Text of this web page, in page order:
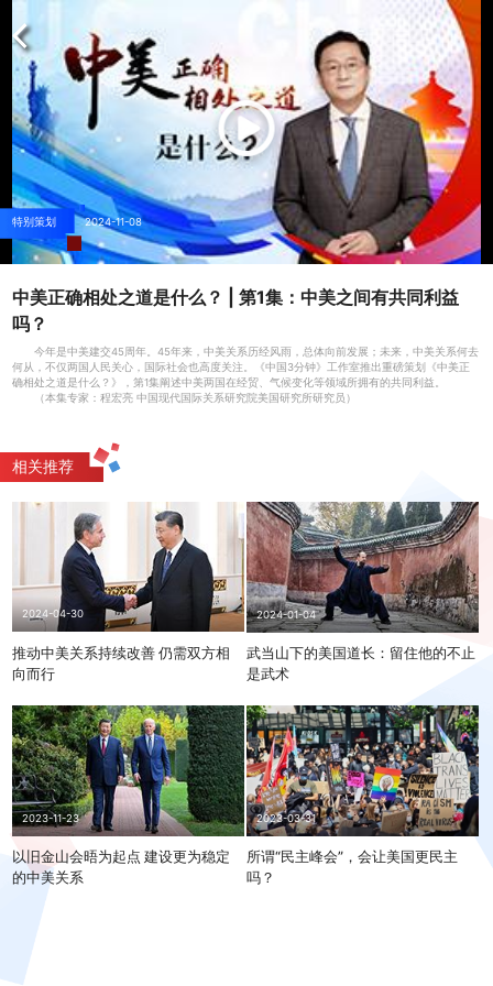
特别策划 2024-11-08
中美正确相处之道是什么？ | 第1集：中美之间有共同利益
吗？
今年是中美建交45周年。45年来，中美关系历经风雨，总体向前发展；未来，中美关系何去
何从，不仅两国人民关心，国际社会也高度关注。
《中国3分钟》工作室推出重磅策划《中美正
确相处之道是什么？》，第1集阐述中美两国在经贸、气候变化等领域所拥有的共同利益。
（本集专家：程宏亮 中国现代国际关系研究院美国研究所研究员）
相关推荐
2024-04-30
推动中美关系持续改善 仍需双方相
向而行
2024-01-04
武当山下的美国道长：留住他的不止
是武术
2023-11-23
以旧金山会晤为起点 建设更为稳定
的中美关系
2023-03-31
所谓“民主峰会”，会让美国更民主
吗？